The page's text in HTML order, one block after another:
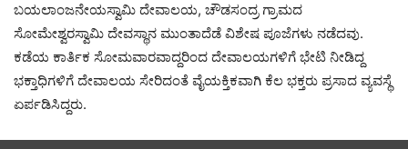
ಬಯಲಾಂಜನೇಯಸ್ವಾಮಿ ದೇವಾಲಯ, ಚೌಡಸಂದ್ರ ಗ್ರಾಮದ
ಸೋಮೇಶ್ವರಸ್ವಾಮಿ ದೇವಸ್ಥಾನ ಮುಂತಾದೆಡೆ ವಿಶೇಷ ಪೂಜೆಗಳು ನಡೆದವು.
ಕಡೆಯ ಕಾರ್ತಿಕ ಸೋಮವಾರವಾದ್ದರಿಂದ ದೇವಾಲಯಗಳಿಗೆ ಭೇಟಿ ನೀಡಿದ್ದ
ಭಕ್ತಾಧಿಗಳಿಗೆ ದೇವಾಲಯ ಸೇರಿದಂತೆ ವೈಯಕ್ತಿಕವಾಗಿ ಕೆಲ ಭಕ್ತರು ಪ್ರಸಾದ ವ್ಯವಸ್ಥೆ
ಏರ್ಪಡಿಸಿದ್ದರು.